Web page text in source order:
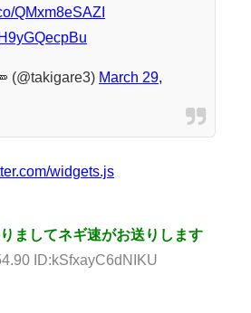
QMxm8eSAZI
(@takigare3) March 29,
widgets.js
ましてネギ速がお送りします
ID:kSfxayC6dNIKU